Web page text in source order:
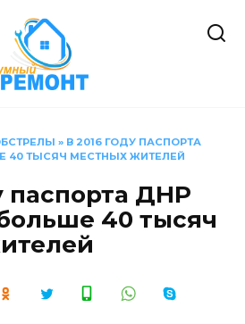
» В 2016 ГОДУ ПАСПОРТА
40 ТЫСЯЧ МЕСТНЫХ ЖИТЕЛЕЙ
паспорта ДНР
40 тысяч